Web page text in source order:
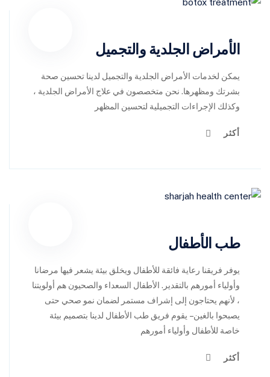
الأمراض الجلدية والتجميل
يمكن لخدمات الأمراض الجلدية والتجميل لدينا تحسين صحة
بشرتك ومظهرها. نحن متخصصون في علاج الأمراض الجلدية ،
وكذلك الإجراءات التجميلية لتحسين المظهر
أكثر
طب الأطفال
يوفر فريقنا رعاية فائقة للأطفال ويخلق بيئة يشعر فيها مرضانا
وأولياء أمورهم بالتقدير. الأطفال السعداء والصحيون هم أولويتنا
، لأنهم يحتاجون إلى إشراف مستمر لضمان نمو صحي حتى
يصبحوا بالغين – يقوم فريق طب الأطفال لدينا بتصميم بيئة
خاصة للأطفال وأولياء أمورهم
أكثر